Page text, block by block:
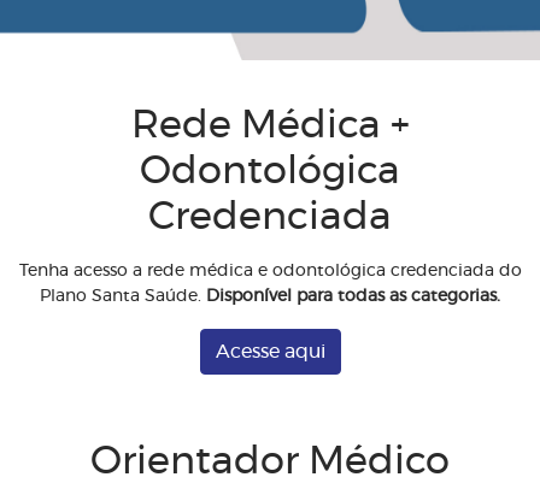
Rede Médica +
Odontológica
Credenciada
Tenha acesso a rede médica e odontológica credenciada do
Plano Santa Saúde. Disponível para todas as categorias.
Acesse aqui
Orientador Médico